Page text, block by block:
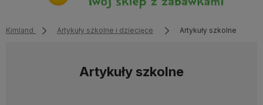
Kimland Artykuły szkolne i dziecięce Artykuły szkolne
Artykuły szkolne